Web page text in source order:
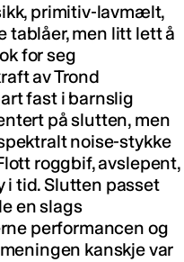
primitiv-lavmælt,
tablåer, men litt lett å
for seg
av Trond
fast i barnslig
på slutten, men
noise-stykke
roggbif, avslepent,
i tid. Slutten passet
en slags
performancen og
kanskje var